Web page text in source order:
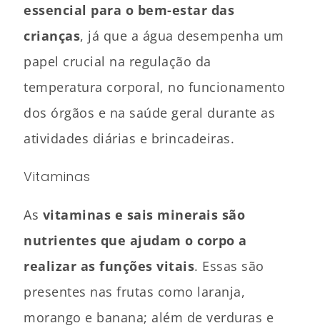
essencial para o bem-estar das
crianças, já que a água desempenha um
papel crucial na regulação da
temperatura corporal, no funcionamento
dos órgãos e na saúde geral durante as
atividades diárias e brincadeiras.
Vitaminas
As vitaminas e sais minerais são
nutrientes que ajudam o corpo a
realizar as funções vitais. Essas são
presentes nas frutas como laranja,
morango e banana; além de verduras e